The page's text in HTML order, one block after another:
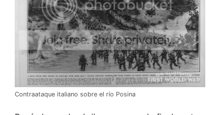
Contraataque italiano sobre el río Posina